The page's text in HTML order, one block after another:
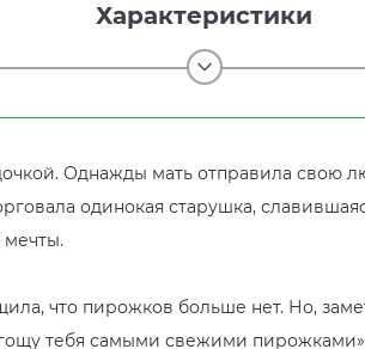
Характеристики
Однажды мать отправила свою
одинокая старушка,
что пирожков больше нет. Но,
тебя самыми свежими